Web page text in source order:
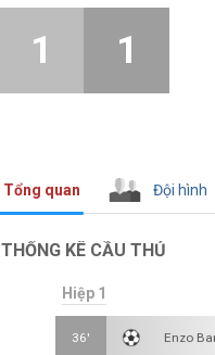
1 1
Tổng quan Đội hình
THỐNG KÊ CẦU THỦ
Hiệp 1
36' Enzo